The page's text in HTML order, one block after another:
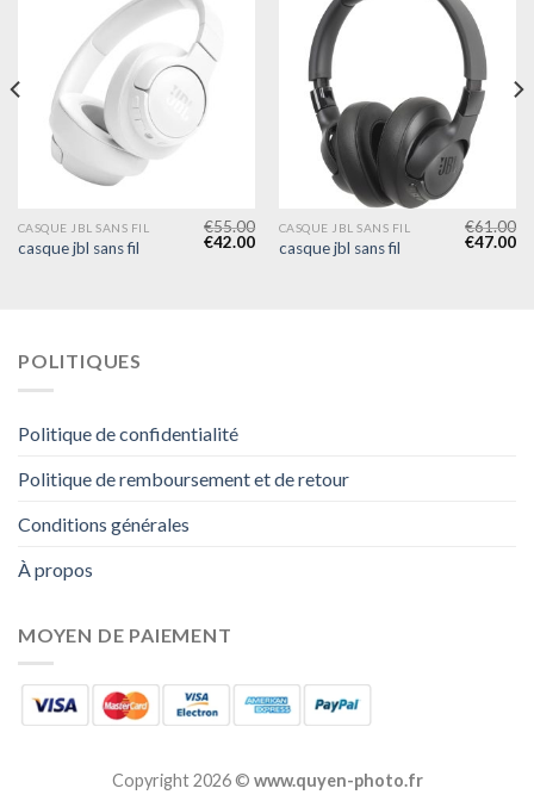
CASQUE JBL SANS FIL
casque jbl sans fil
€55.00
€42.00
CASQUE JBL SANS FIL
casque jbl sans fil
€61.00
€47.00
POLITIQUES
Politique de confidentialité
Politique de remboursement et de retour
Conditions générales
À propos
MOYEN DE PAIEMENT
Copyright 2026 © www.quyen-photo.fr